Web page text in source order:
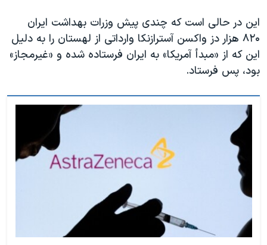
این در حالی است که چندی پیش وزرات بهداشت ایران
۸۲۰ هزار دز واکسن آسترازنکا وارداتی از لهستان را به دلیل
این که از «مبدأ آمریکا» به ایران فرستاده شده و «غیرمجاز»
بود، پس فرستاد.